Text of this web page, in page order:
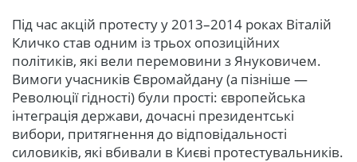
Під час акцій протесту у 2013–2014 роках Віталій
Кличко став одним із трьох опозиційних
політиків, які вели перемовини з Януковичем.
Вимоги учасників Євромайдану (а пізніше —
Революції гідності) були прості: європейська
інтеграція держави, дочасні президентські
вибори, притягнення до відповідальності
силовиків, які вбивали в Києві протестувальників.